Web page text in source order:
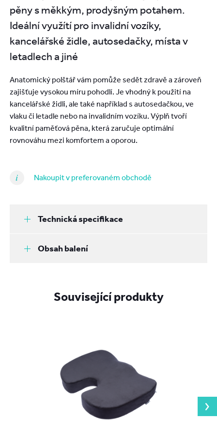
pěny s měkkým, prodyšným potahem.
Ideální využítí pro invalidní vozíky,
kancelářské židle, autosedačky, místa v
letadlech a jiné
Anatomický polštář vám pomůže sedět zdravě a zároveň
zajišťuje vysokou míru pohodlí. Je vhodný k použití na
kancelářské židli, ale také například s autosedačkou, ve
vlaku či letadle nebo na invalidním vozíku. Výplň tvoří
kvalitní paměťová pěna, která zaručuje optimální
rovnováhu mezi komfortem a oporou.
Nakoupit v preferovaném obchodě
Technická specifikace
Obsah balení
Související produkty